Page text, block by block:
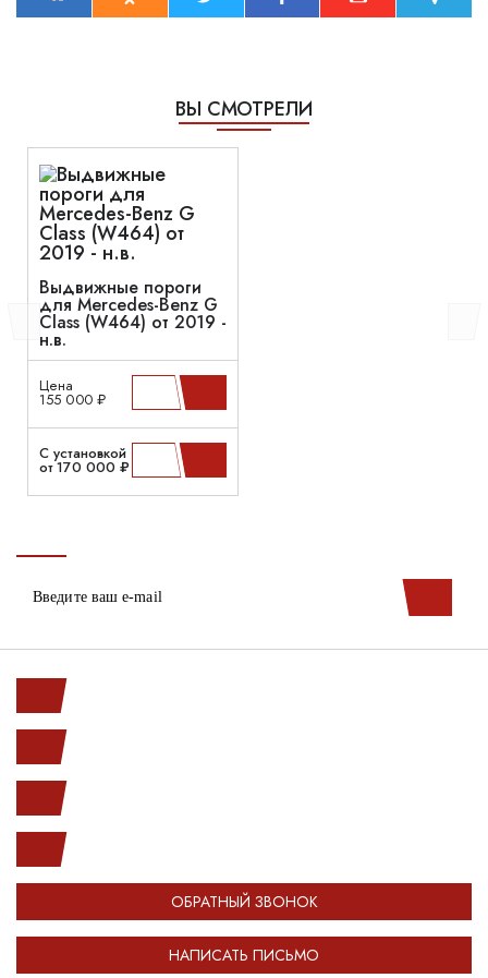
ВЫ СМОТРЕЛИ
Выдвижные пороги
для Mercedes-Benz G
Class (W464) от 2019 -
н.в.
Цена
155 000 ₽
С установкой
от 170 000 ₽
ОБРАТНЫЙ ЗВОНОК
НАПИСАТЬ ПИСЬМО